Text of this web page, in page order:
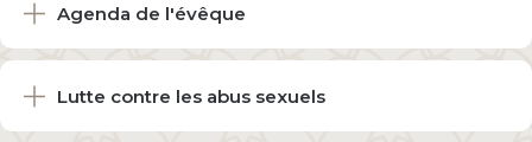
Agenda de l'évêque
Lutte contre les abus sexuels